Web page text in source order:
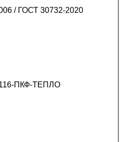
/ ГОСТ 30732-2020
ПКФ-ТЕПЛО